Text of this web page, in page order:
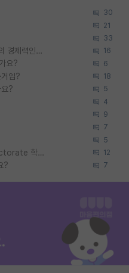
30
21
33
박사진학하기에 2억은 괜찮은 (?) 정도의 경제력인가요 16
요? 6
임? 18
? 5
4
9
7
5
우리나라도 학구 열풍보면 Higher Doctorate 학위가 필요하다고 봅니다. 12
? 7